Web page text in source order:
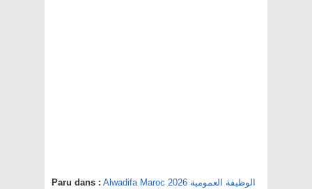
Paru dans : Alwadifa Maroc 2026 الوظيفة العمومية